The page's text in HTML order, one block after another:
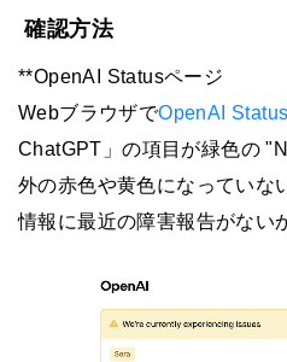
確認方法
**OpenAI Statusページ
WebブラウザでOpenAI Status
ChatGPT」の項目が緑色の
外の赤色や黄色になっていな
情報に最近の障害報告がない